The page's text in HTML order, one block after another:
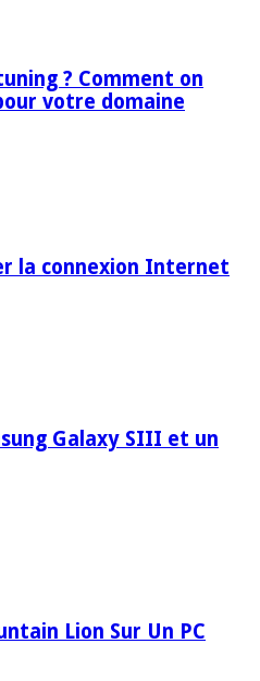
? Comment on
votre domaine
la connexion Internet
Galaxy SIII et un
Lion Sur Un PC